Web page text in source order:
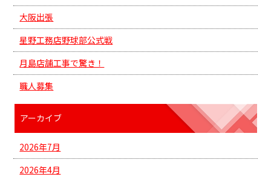
大阪出張
星野工務店野球部公式戦
月島店舗工事で驚き！
職人募集
アーカイブ
2026年7月
2026年4月